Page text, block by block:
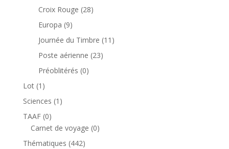
produits
Croix Rouge 2828
Europa 99
produits
Journée du Timbre 11 11
Poste aérienne 2323
Préoblitérés 00
Lot 1 1
produit
Sciences 1 1
TAAF 00
produit
Carnet de voyage 00
Thématiques 442442